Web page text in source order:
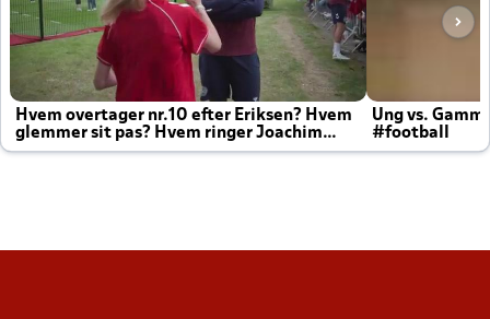
Hvem overtager nr.10 efter Eriksen? Hvem
glemmer sit pas? Hvem ringer Joachim
altid til efter kampe?
Ung vs.
#football